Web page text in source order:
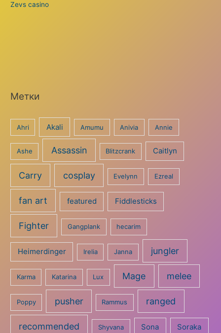
Zevs casino
Метки
Ahri Akali Amumu Anivia Annie
Ashe Assassin Blitzcrank Caitlyn
Carry cosplay Evelynn Ezreal
fan art featured Fiddlesticks
Fighter Gangplank hecarim
Heimerdinger Irelia Janna jungler
Karma Katarina Lux Mage melee
Poppy pusher Rammus ranged
recommended Shyvana Sona Soraka